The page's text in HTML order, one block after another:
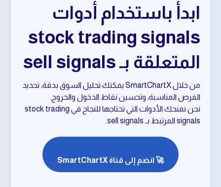
ابدأ باستخدام أدوات
stock trading signals
المتعلقة بـ sell signals
من خلال SmartChartX يمكنك تحليل السوق بدقة، تحديد
الفرص المناسبة، وتحسين نقاط الدخول والخروج.
نحن نمنحك الأدوات التي تحتاجها للنجاح في stock trading
signals المرتبط بـ sell signals.
🚀 انضم إلى قناة SmartChartX